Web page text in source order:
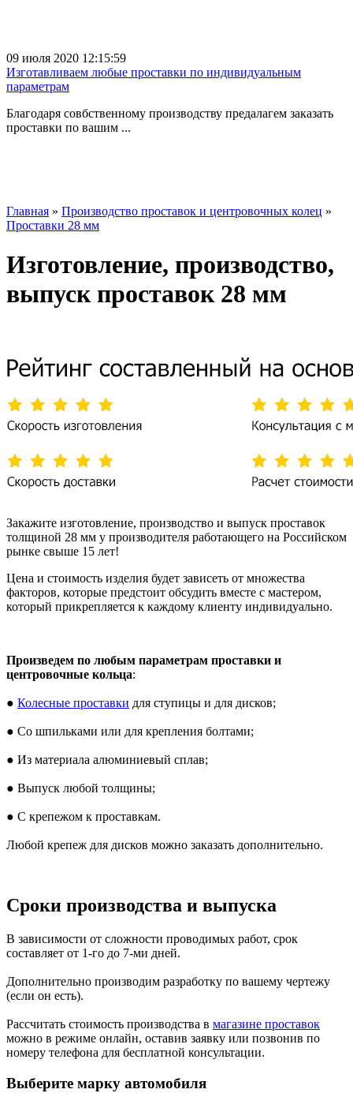
09 июля 2020 12:15:59
Изготавливаем любые проставки по индивидуальным
параметрам
Благодаря совбственному производству предалагем заказать
проставки по вашим ...
Главная » Производство проставок и центровочных колец »
Проставки 28 мм
Изготовление, производство,
выпуск проставок 28 мм
Закажите изготовление, производство и выпуск проставок
толщиной 28 мм у производителя работающего на Российском
рынке свыше 15 лет!
Цена и стоимость изделия будет зависеть от множества
факторов, которые предстоит обсудить вместе с мастером,
который прикрепляется к каждому клиенту индивидуально.
Произведем по любым параметрам проставки и
центровочные кольца:
● Колесные проставки для ступицы и для дисков;
● Со шпильками или для крепления болтами;
● Из материала алюминиевый сплав;
● Выпуск любой толщины;
● С крепежом к проставкам.
Любой крепеж для дисков можно заказать дополнительно.
Сроки производства и выпуска
В зависимости от сложности проводимых работ, срок
составляет от 1-го до 7-ми дней.
Дополнительно производим разработку по вашему чертежу
(если он есть).
Рассчитать стоимость производства в магазине проставок
можно в режиме онлайн, оставив заявку или позвонив по
номеру телефона для бесплатной консультации.
Выберите марку автомобиля